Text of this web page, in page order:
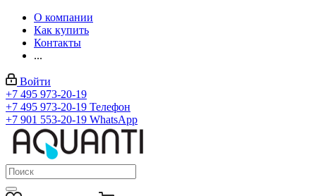
О компании
Как купить
Контакты
...
Войти
+7 495 973-20-19
+7 495 973-20-19 Телефон
+7 901 553-20-19 WhatsApp